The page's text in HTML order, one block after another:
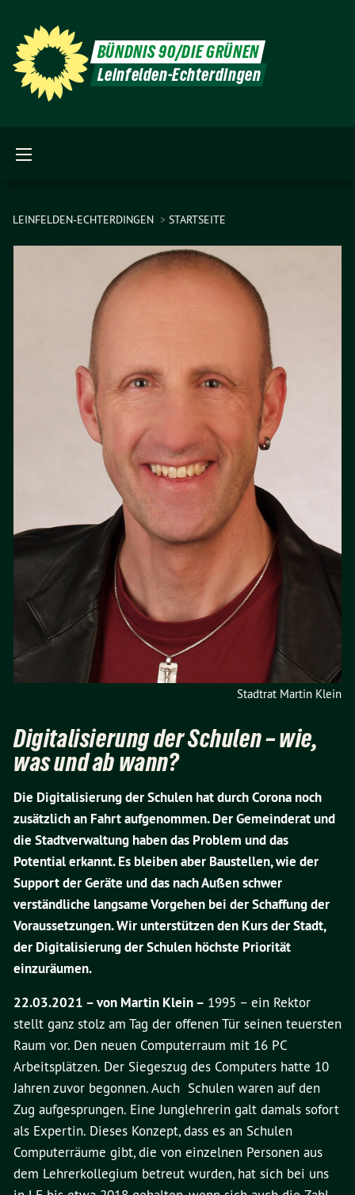
BÜNDNIS 90/DIE GRÜNEN
Leinfelden-Echterdingen
LEINFELDEN-ECHTERDINGEN STARTSEITE
Stadtrat Martin Klein
Digitalisierung der Schulen – wie,
was und ab wann?
Die Digitalisierung der Schulen hat durch Corona noch
zusätzlich an Fahrt aufgenommen. Der Gemeinderat und
die Stadtverwaltung haben das Problem und das
Potential erkannt. Es bleiben aber Baustellen, wie der
Support der Geräte und das nach Außen schwer
verständliche langsame Vorgehen bei der Schaffung der
Voraussetzungen. Wir unterstützen den Kurs der Stadt,
der Digitalisierung der Schulen höchste Priorität
einzuräumen.
22.03.2021 –von Martin Klein – 1995 – ein Rektor
stellt ganz stolz am Tag der offenen Tür seinen teuersten
Raum vor. Den neuen Computerraum mit 16 PC
Arbeitsplätzen. Der Siegeszug des Computers hatte 10
Jahren zuvor begonnen. Auch Schulen waren auf den
Zug aufgesprungen. Eine Junglehrerin galt damals sofort
als Expertin. Dieses Konzept, dass es an Schulen
Computerräume gibt, die von einzelnen Personen aus
dem Lehrerkollegium betreut wurden, hat sich bei uns